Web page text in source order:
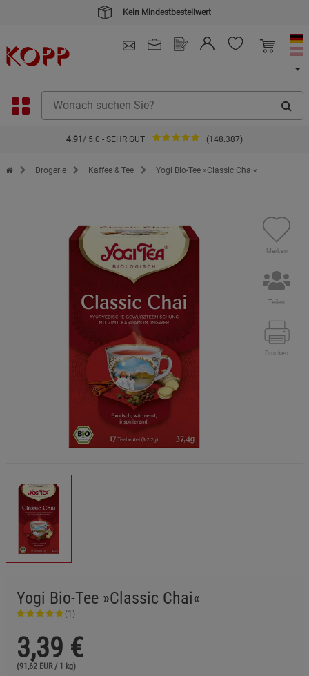
Kein Mindestbestellwert
4.91 / 5.0 - SEHR GUT (148.387)
Zur Startseite des Kopp Verlag Online-Shop
Drogerie Kaffee & Tee Yogi Bio-Tee »Classic Chai«
Merken
Teilen
Drucken
Yogi Bio-Tee »Classic Chai«
(1)
3,39 €
(91,62 EUR / 1 kg)